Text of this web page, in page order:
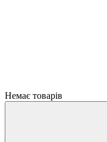
Немає товарів